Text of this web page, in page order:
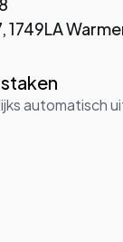
1749LA
automatisch